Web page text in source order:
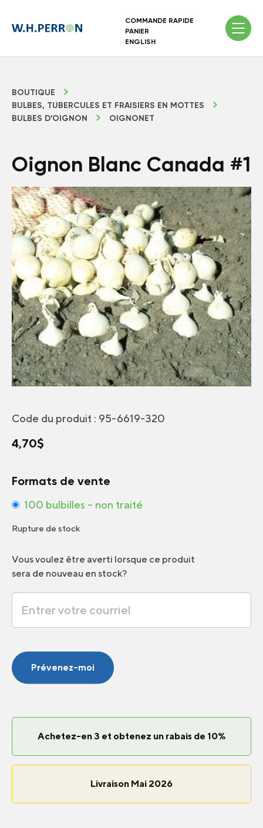
COMMANDE RAPIDE
PANIER
ENGLISH
BOUTIQUE
BULBES, TUBERCULES ET FRAISIERS EN MOTTES
BULBES D’OIGNON
OIGNONET
Oignon Blanc Canada #1
Code du produit : 95-6619-320
4,70$
Formats de vente
100 bulbilles – non traité
Rupture de stock
Vous voulez être averti lorsque ce produit
sera de nouveau en stock?
Prévenez-moi
Achetez-en 3 et obtenez un rabais de 10%
Livraison Mai 2026